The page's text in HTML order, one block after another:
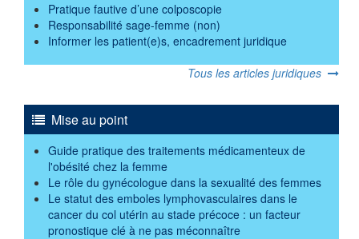
Pratique fautive d’une colposcopie
Responsabilité sage-femme (non)
Informer les patient(e)s, encadrement juridique
Tous les articles juridiques
Mise au point
Guide pratique des traitements médicamenteux de
l'obésité chez la femme
Le rôle du gynécologue dans la sexualité des femmes
Le statut des emboles lymphovasculaires dans le
cancer du col utérin au stade précoce : un facteur
pronostique clé à ne pas méconnaître